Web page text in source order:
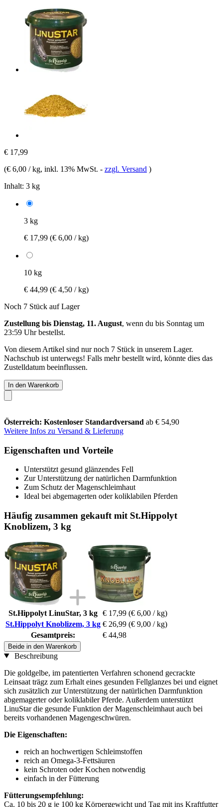
€ 17,99
(€ 6,00 / kg, inkl. 13% MwSt. - zzgl. Versand )
Inhalt: 3 kg
3 kg
€ 17,99 (€ 6,00 / kg)
10 kg
€ 44,99 (€ 4,50 / kg)
Noch 7 Stück auf Lager
Zustellung bis Dienstag, 11. August, wenn du bis Sonntag um
23:59 Uhrbestellst.
Von diesem Artikel sind nur noch 7 Stück in unserem Lager.
Nachschub ist unterwegs! Falls mehr bestellt wird, könnte dies das
Zustelldatum beeinflussen.
In den Warenkorb
Österreich: Kostenloser Standardversand ab € 54,90
Weitere Infos zu Versand & Lieferung
Eigenschaften und Vorteile
Unterstützt gesund glänzendes Fell
Zur Unterstützung der natürlichen Darmfunktion
Zum Schutz der Magenschleimhaut
Ideal bei abgemagerten oder koliklabilen Pferden
Häufig zusammen gekauft mit St.Hippolyt
Knoblizem, 3 kg
St.Hippolyt LinuStar, 3 kg € 17,99 (€ 6,00 / kg)
St.Hippolyt Knoblizem, 3 kg € 26,99 (€ 9,00 / kg)
Gesamtpreis:
€ 44,98
Beide in den Warenkorb
Beschreibung
Die goldgelbe, im patentierten Verfahren schonend gecrackte
Leinsaat trägz zum Erhalt eines gesunden Fellglanzes bei und eignet
sich zusätzlich zur Unterstützung der natürlichen Darmfunktion
abgemagerter oder koliklabiler Pferde. Außerdem unterstützt
LinuStar die gesunde Funktion der Magenschleimhaut auch bei
bereits vorhandenen Magengeschwüren.
Die Eigenschaften:
reich an hochwertigen Schleimstoffen
reich an Omega-3-Fettsäuren
kein Schroten oder Kochen notwendig
einfach in der Fütterung
Fütterungsempfehlung:
Ca. 10 bis 20 g je 100 kg Körpergewicht und Tag mit ins Kraftfutter